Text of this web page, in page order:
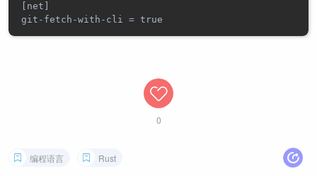
[net]
0
编程语言 Rust